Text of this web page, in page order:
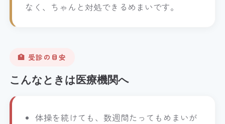
なく、ちゃんと対処できるめまいです。
🏥 受診の目安
こんなときは医療機関へ
体操を続けても、数週間たってもめまいが